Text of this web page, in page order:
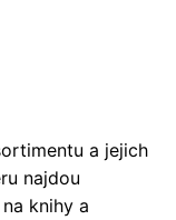
a jejich
najdou
knihy a